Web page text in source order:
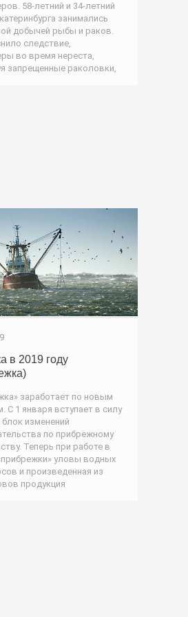
58-летний и 34-летний
занимались
добычей рыбы и раков.
следствие,
во время нереста,
запрещенные раколовки,
в 2019 году
заработает по новым
С 1 января вступает в силу
изменений
по прибрежному
Теперь при работе в
уловы водных
и произведенная из
продукция